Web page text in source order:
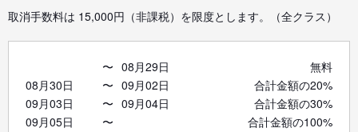
取消手数料は 15,000円（非課税）を限度とします。（全クラス）
〜 08月29日
無料
08月30日
〜 09月02日
合計金額の20%
09月03日
〜 09月04日
合計金額の30%
09月05日
〜 合計金額の100%